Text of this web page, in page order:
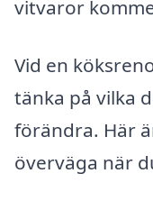
vitvaror
Vid en
tänka på vilka
förändra. Här
överväga när